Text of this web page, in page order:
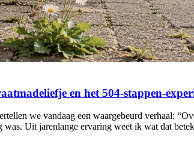
en het 504-stappen-
we vandaag een waargebeurd verhaal:
was. Uit jarenlange ervaring weet ik wat dat